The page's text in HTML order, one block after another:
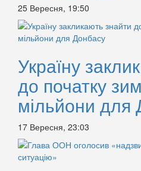
25 Вересня, 19:50
Україну
до початку
мільйони для
17 Вересня, 23:03